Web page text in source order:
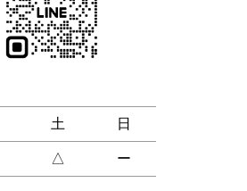
土 日
△ ー